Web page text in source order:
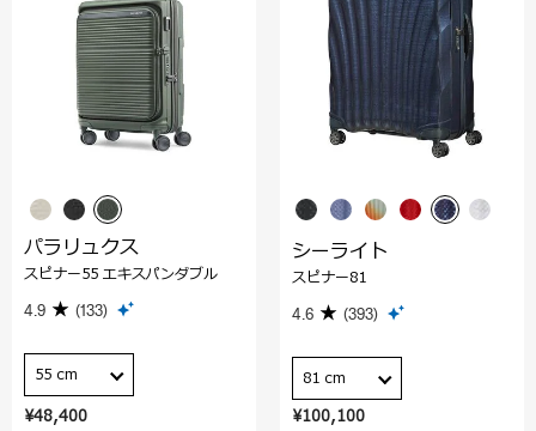
¥48,400
パラリュクス
スピナー55 エキスパンダブル
4.9 (133)
55 cm
¥100,100
シーライト
スピナー81
4.6 (393)
81 cm